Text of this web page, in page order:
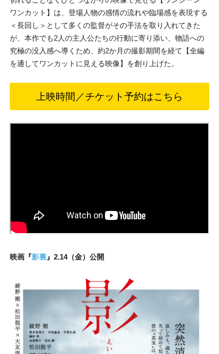
ワンカット】は、登場人物の感情の流れや臨場感を表現する
＜長回し＞として多くの監督がその手法を取り入れてきた
が、本作でも2人の主人公たちの行動に寄り添い、物語への
究極の没入感へ導くため、約2か月の撮影期間を経て【全編
を通してワンカットに見える映像】を創り上げた。
上映時間／チケット予約はこちら
映画 『影裏 』2.14（金）公開